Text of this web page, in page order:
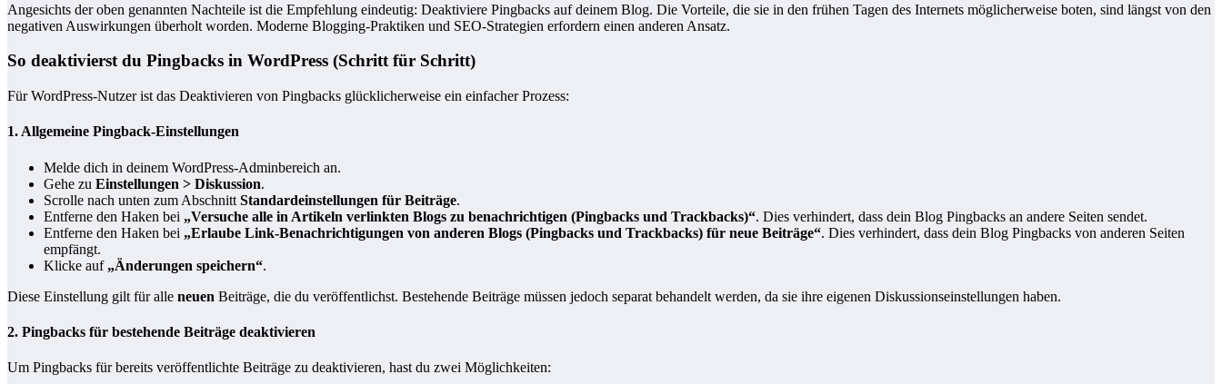
Angesichts der oben genannten Nachteile ist die Empfehlung eindeutig: Deaktiviere Pingbacks auf deinem Blog. Die Vorteile, die sie in den frühen Tagen des Internets möglicherweise boten, sind längst von den
negativen Auswirkungen überholt worden. Moderne Blogging-Praktiken und SEO-Strategien erfordern einen anderen Ansatz.
So deaktivierst du Pingbacks in WordPress (Schritt für Schritt)
Für WordPress-Nutzer ist das Deaktivieren von Pingbacks glücklicherweise ein einfacher Prozess:
1. Allgemeine Pingback-Einstellungen
Melde dich in deinem WordPress-Adminbereich an.
Gehe zu Einstellungen > Diskussion.
Scrolle nach unten zum Abschnitt Standardeinstellungen für Beiträge.
Entferne den Haken bei „Versuche alle in Artikeln verlinkten Blogs zu benachrichtigen (Pingbacks und Trackbacks)“. Dies verhindert, dass dein Blog Pingbacks an andere Seiten sendet.
Entferne den Haken bei „Erlaube Link-Benachrichtigungen von anderen Blogs (Pingbacks und Trackbacks) für neue Beiträge“. Dies verhindert, dass dein Blog Pingbacks von anderen Seiten
empfängt.
Klicke auf „Änderungen speichern“.
Diese Einstellung gilt für alle neuen Beiträge, die du veröffentlichst. Bestehende Beiträge müssen jedoch separat behandelt werden, da sie ihre eigenen Diskussionseinstellungen haben.
2. Pingbacks für bestehende Beiträge deaktivieren
Um Pingbacks für bereits veröffentlichte Beiträge zu deaktivieren, hast du zwei Möglichkeiten: